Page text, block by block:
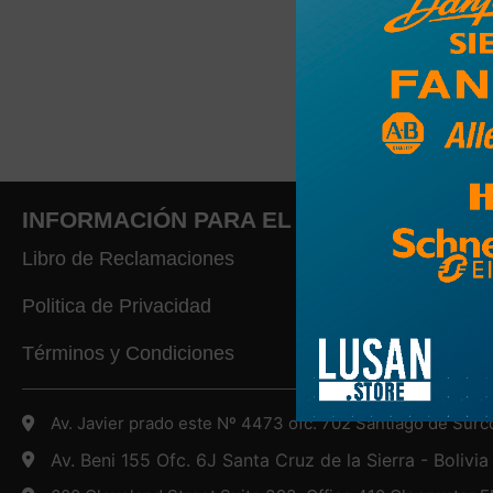
INFORMACIÓN PARA EL CLIENTE
Libro de Reclamaciones
Politica de Privacidad
Términos y Condiciones
Av. Javier prado este Nº 4473 ofc. 702 Santiago de
Av. Beni 155 Ofc. 6J Santa Cruz de la Sierra - Bolivia